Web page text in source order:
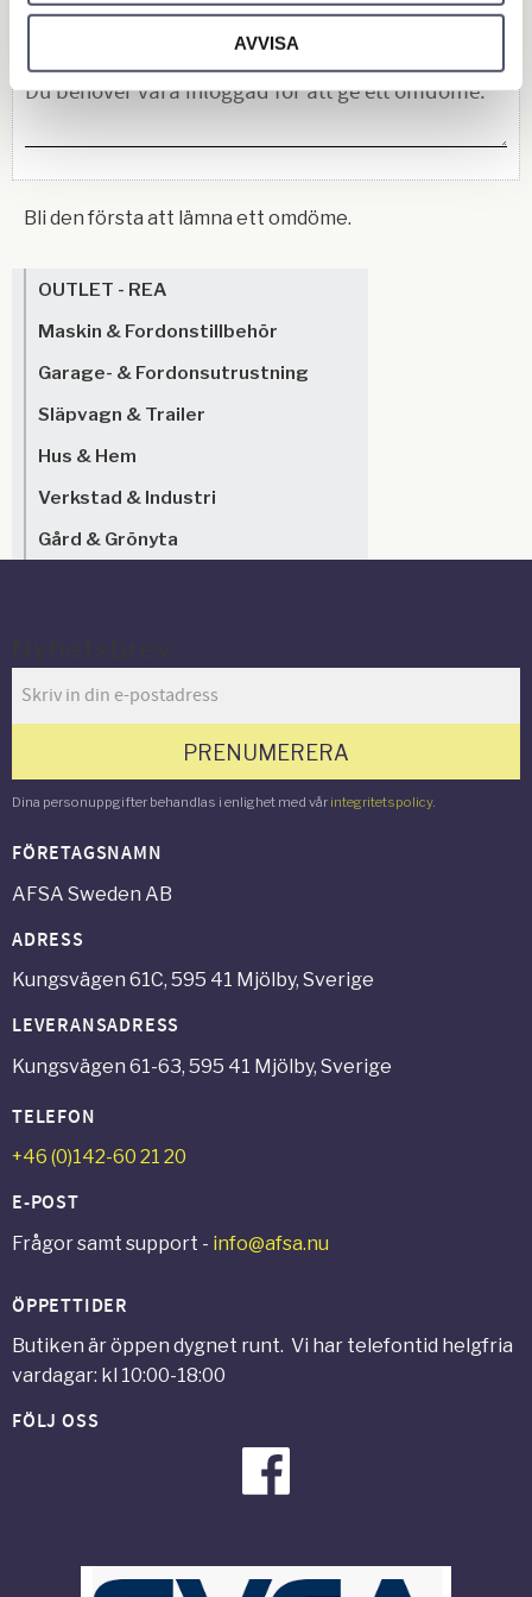
AVVISA
Du
Bli den första att lämna ett omdöme.
OUTLET - REA
Maskin & Fordonstillbehör
Garage- & Fordonsutrustning
Släpvagn & Trailer
Hus & Hem
Verkstad & Industri
Gård & Grönyta
PRENUMERERA
Dina personuppgifter behandlas i enlighet med vår integritetspolicy.
FÖRETAGSNAMN
AFSA Sweden AB
ADRESS
Kungsvägen 61C, 595 41 Mjölby, Sverige
LEVERANSADRESS
Kungsvägen 61-63, 595 41 Mjölby, Sverige
TELEFON
+46 (0)142-60 21 20
E-POST
Frågor samt support - info@afsa.nu
ÖPPETTIDER
Butiken är öppen dygnet runt. Vi har telefontid helgfria
vardagar: kl 10:00-18:00
FÖLJ OSS